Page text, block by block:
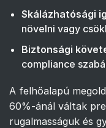
Skálázhatósági
növelni vagy
Biztonsági
compliance
A felhőalapú
60%-ánál váltak
rugalmasságuk és